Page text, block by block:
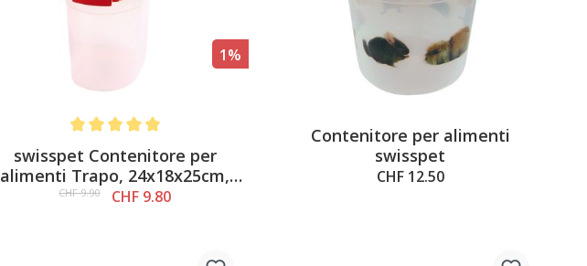
1%
swisspet Contenitore per
alimenti Trapo, 24x18x25cm,
rosso, 5l
CHF 9.90 CHF 9.80
Contenitore per alimenti
swisspet
CHF 12.50